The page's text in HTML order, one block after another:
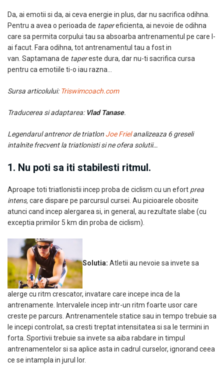
Da, ai emotii si da, ai ceva energie in plus, dar nu sacrifica odihna.
Pentru a avea o perioada de tapereficienta, ai nevoie de odihna
care sa permita corpului tau sa absoarba antrenamentul pe care l-
ai facut. Fara odihna, tot antrenamentul tau a fost in
van. Saptamana de tapereste dura, dar nu-ti sacrifica cursa
pentru ca emotiile ti-o iau razna…
Sursa articolului: Triswimcoach.com
Traducerea si adaptarea: Vlad Tanase.
Legendarul antrenor de triatlon Joe Frielanalizeaza 6 greseli
intalnite frecvent la triatlonisti si ne ofera solutii…
1. Nu poti sa iti stabilesti ritmul.
Aproape toti triatlonistii incep proba de ciclism cu un efort prea
intens,care dispare pe parcursul cursei. Au picioarele obosite
atunci cand incep alergarea si, in general, au rezultate slabe (cu
exceptia primilor 5 km din proba de ciclism).
Solutia: Atletii au nevoie sa invete sa
alerge cu ritm crescator, invatare care incepe inca de la
antrenamente. Intervalele incep intr-un ritm foarte usor care
creste pe parcurs. Antrenamentele statice sau in tempo trebuie sa
le incepi controlat, sa cresti treptat intensitatea si sa le termini in
forta. Sportivii trebuie sa invete sa aiba rabdare in timpul
antrenamentelor si sa aplice asta in cadrul curselor, ignorand ceea
ce se intampla in jurul lor.